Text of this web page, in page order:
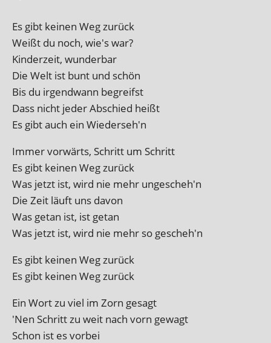
Es gibt kein­en Weg zurück
Weißt du noch, wie's war?
Kinderzeit, wunderbar
Die Welt ist bunt und schön
Bis du irgend­wann begreifst
Dass nicht jeder Abschied heißt
Es gibt auch ein Wiederseh'n
Immer vor­wärts, Schritt um Schritt
Es gibt kein­en Weg zurück
Was jet­zt ist, wird nie mehr ungescheh'n
Die Zeit läuft uns davon
Was get­an ist, ist getan
Was jet­zt ist, wird nie mehr so gescheh'n
Es gibt kein­en Weg zurück
Es gibt kein­en Weg zurück
Ein Wort zu viel im Zorn gesagt
'Nen Schritt zu weit nach vorn gewagt
Schon ist es vorbei